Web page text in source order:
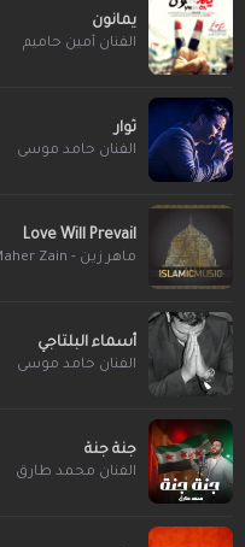
يمانون
الفنان أمين حاميم
ثوار
الفنان حامد موسى
Love Will Prevail
ماهر زين - Maher Zain
أسماء البلتاجي
الفنان حامد موسى
جنة جنة
الفنان محمد طارق